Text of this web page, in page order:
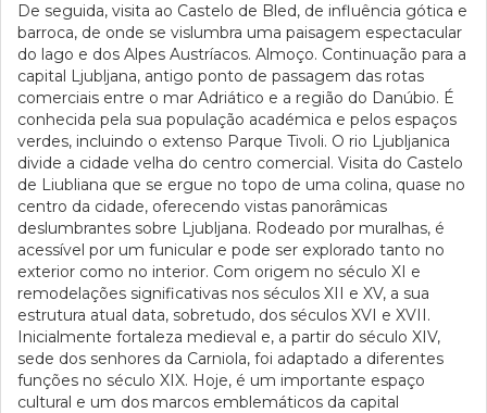
De seguida, visita ao Castelo de Bled, de influência gótica e
barroca, de onde se vislumbra uma paisagem espectacular
do lago e dos Alpes Austríacos. Almoço. Continuação para a
capital Ljubljana, antigo ponto de passagem das rotas
comerciais entre o mar Adriático e a região do Danúbio. É
conhecida pela sua população académica e pelos espaços
verdes, incluindo o extenso Parque Tivoli. O rio Ljubljanica
divide a cidade velha do centro comercial. Visita do Castelo
de Liubliana que se ergue no topo de uma colina, quase no
centro da cidade, oferecendo vistas panorâmicas
deslumbrantes sobre Ljubljana. Rodeado por muralhas, é
acessível por um funicular e pode ser explorado tanto no
exterior como no interior. Com origem no século XI e
remodelações significativas nos séculos XII e XV, a sua
estrutura atual data, sobretudo, dos séculos XVI e XVII.
Inicialmente fortaleza medieval e, a partir do século XIV,
sede dos senhores da Carniola, foi adaptado a diferentes
funções no século XIX. Hoje, é um importante espaço
cultural e um dos marcos emblemáticos da capital